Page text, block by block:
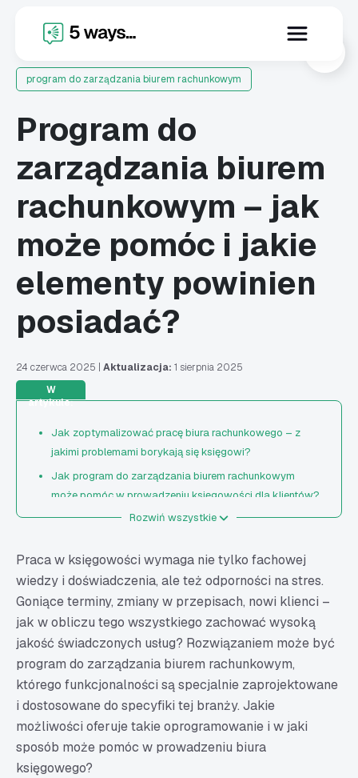
program do zarządzania biurem rachunkowym
Program do
zarządzania biurem
rachunkowym – jak
może pomóc i jakie
elementy powinien
posiadać?
24 czerwca 2025 Aktualizacja: 1 sierpnia 2025
W
artykule:
Jak zoptymalizować pracę biura rachunkowego – z
jakimi problemami borykają się księgowi?
Jak program do zarządzania biurem rachunkowym
może pomóc w prowadzeniu księgowości dla klientów?
Kluczowe cechy i funkcjonalności dobrego programu
Najlepszy program do zarządzania biurem
rachunkowym – jak go znaleźć?
5 ways... – profesjonalna platforma wspierająca pracę
biur rachunkowych
Rozwiń wszystkie
Praca w księgowości wymaga nie tylko fachowej
wiedzy i doświadczenia, ale też odporności na stres.
Goniące terminy, zmiany w przepisach, nowi klienci –
jak w obliczu tego wszystkiego zachować wysoką
jakość świadczonych usług? Rozwiązaniem może być
program do zarządzania biurem rachunkowym,
którego funkcjonalności są specjalnie zaprojektowane
i dostosowane do specyfiki tej branży. Jakie
możliwości oferuje takie oprogramowanie i w jaki
sposób może pomóc w prowadzeniu biura
księgowego?